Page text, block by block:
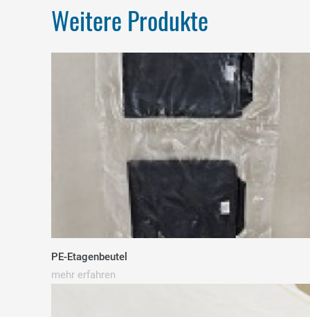
Weitere Produkte
PE-Etagenbeutel
mehr erfahren